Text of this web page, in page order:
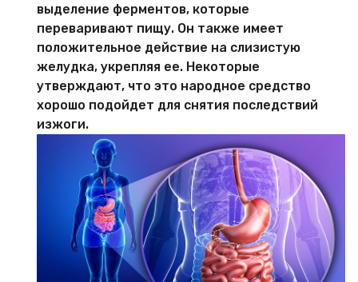
выделение ферментов, которые
переваривают пищу. Он также имеет
положительное действие на слизистую
желудка, укрепляя ее. Некоторые
утверждают, что это народное средство
хорошо подойдет для снятия последствий
изжоги.